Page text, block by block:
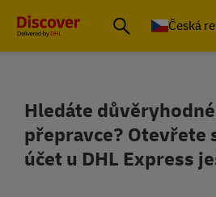
Česká
Otevřete si účet
Hledáte
přepravce? Otevřete
účet u DHL Express